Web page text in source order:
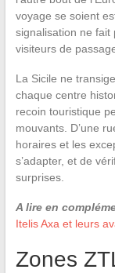
voyage se soient
signalisation ne fait
visiteurs de
La Sicile ne
chaque centre
recoin touristique
mouvants. D’une
horaires et les
s’adapter, et de
surprises.
A lire en
Itelis Axa et leurs
Zones